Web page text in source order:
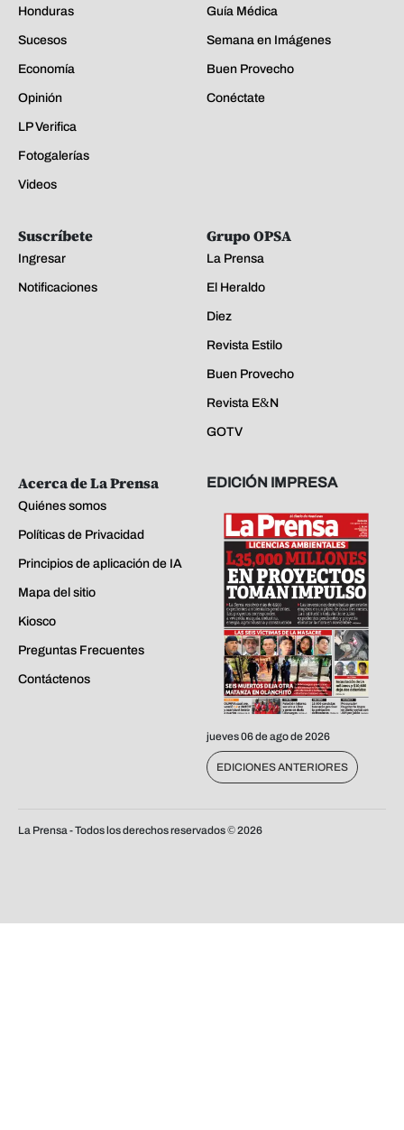
Honduras
Sucesos
Economía
Opinión
LP Verifica
Fotogalerías
Videos
Guía Médica
Semana en Imágenes
Buen Provecho
Conéctate
Suscríbete
Ingresar
Notificaciones
Grupo OPSA
La Prensa
El Heraldo
Diez
Revista Estilo
Buen Provecho
Revista E&N
GOTV
Acerca de La Prensa
Quiénes somos
Políticas de Privacidad
Principios de aplicación de IA
Mapa del sitio
Kiosco
Preguntas Frecuentes
Contáctenos
EDICIÓN IMPRESA
jueves 06 de ago de 2026
EDICIONES ANTERIORES
La Prensa - Todos los derechos reservados ©2026